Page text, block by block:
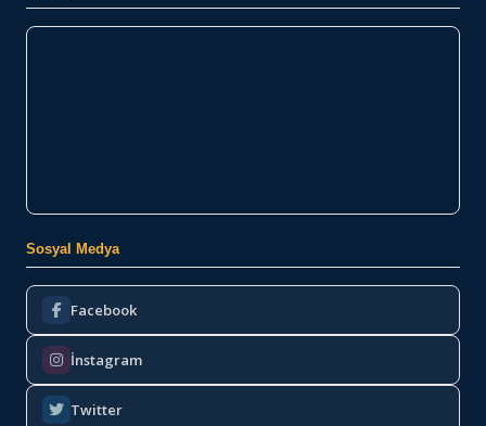
Sosyal Medya
Facebook
İnstagram
Twitter